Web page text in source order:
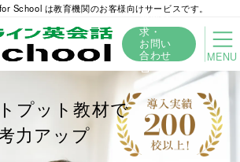
School は教育機関のお客様向けサービスです。
求・
お問い
合わせ
MENU
プット教材で
力アップ